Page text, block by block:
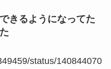
きるようになってた
status/140844070